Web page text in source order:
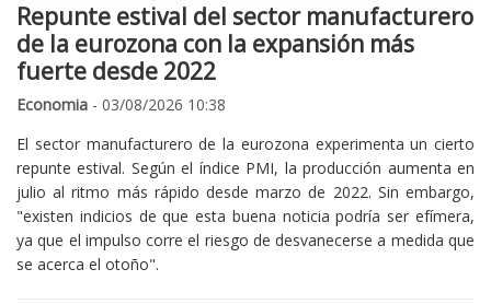
Repunte estival del sector manufacturero
de la eurozona con la expansión más
fuerte desde 2022
Economia - 03/08/2026 10:38
El sector manufacturero de la eurozona experimenta un cierto
repunte estival. Según el índice PMI, la producción aumenta en
julio al ritmo más rápido desde marzo de 2022. Sin embargo,
"existen indicios de que esta buena noticia podría ser efímera,
ya que el impulso corre el riesgo de desvanecerse a medida que
se acerca el otoño".